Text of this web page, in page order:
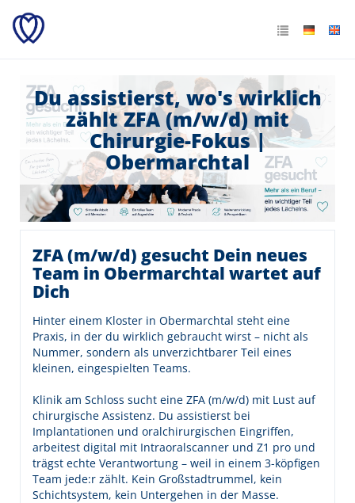
Du assistierst, wo's wirklich
zählt ZFA (m/w/d) mit
Chirurgie-Fokus |
Obermarchtal
ZFA (m/w/d) gesucht Dein neues
Team in Obermarchtal wartet auf
Dich
Hinter einem Kloster in Obermarchtal steht eine
Praxis, in der du wirklich gebraucht wirst – nicht als
Nummer, sondern als unverzichtbarer Teil eines
kleinen, eingespielten Teams.
Klinik am Schloss sucht eine ZFA (m/w/d) mit Lust auf
chirurgische Assistenz. Du assistierst bei
Implantationen und oralchirurgischen Eingriffen,
arbeitest digital mit Intraoralscanner und Z1 pro und
trägst echte Verantwortung – weil in einem 3-köpfigen
Team jede:r zählt. Kein Großstadtrummel, kein
Schichtsystem, kein Untergehen in der Masse.